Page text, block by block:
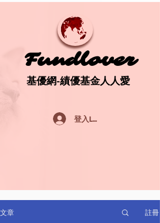
Fundlover
Fundlover
基優網-績優基金人人愛
基優網-績優基金人人愛
登入Log In
文章 註冊